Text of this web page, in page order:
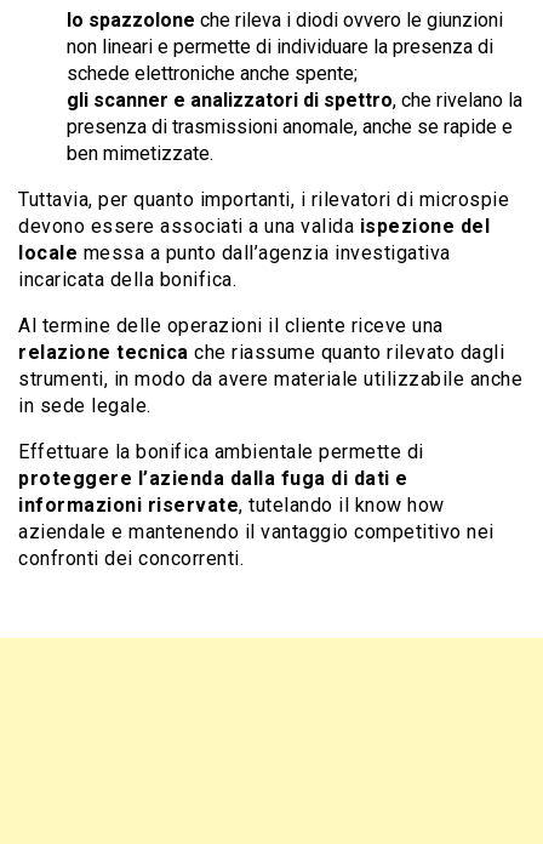
lo spazzolone che rileva i diodi ovvero le giunzioni
non lineari e permette di individuare la presenza di
schede elettroniche anche spente;
gli scanner e analizzatori di spettro, che rivelano la
presenza di trasmissioni anomale, anche se rapide e
ben mimetizzate.
Tuttavia, per quanto importanti, i rilevatori di microspie
devono essere associati a una valida ispezione del
locale messa a punto dall’agenzia investigativa
incaricata della bonifica.
Al termine delle operazioni il cliente riceve una
relazione tecnica che riassume quanto rilevato dagli
strumenti, in modo da avere materiale utilizzabile anche
in sede legale.
Effettuare la bonifica ambientale permette di
proteggere l’azienda dalla fuga di dati e
informazioni riservate, tutelando il know how
aziendale e mantenendo il vantaggio competitivo nei
confronti dei concorrenti.